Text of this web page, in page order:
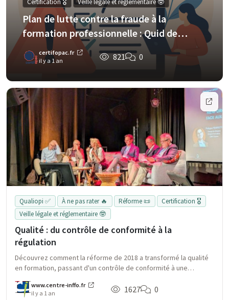
Certification 🎖️
Veille légale et réglementaire 🤓
Plan de lutte contre la fraude à la
formation professionnelle : Quid de
Qualiopi ?
certifopac.fr
il y a 1 an
821 0
Qualiopi ✅ À ne pas rater 🔥 Réforme 📜
Certification 🎖️
Veille légale et réglementaire 🤓
Qualité : du contrôle de conformité à la
régulation
Découvrez comment la réforme de 2018 a transformé la qualité
en formation, passant d'un contrôle de conformité à une
les responsabilités des certificateurs.
www.centre-inffo.fr
il y a 1 an
1627 0